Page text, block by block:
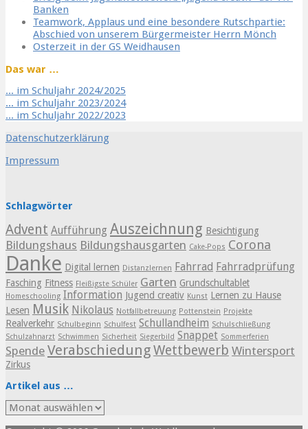
Banken
Teamwork, Applaus und eine besondere Rutschpartie:
Abschied von unserem Bürgermeister Herrn Mönch
Osterzeit in der GS Weidhausen
Das war …
... im Schuljahr 2024/2025
... im Schuljahr 2023/2024
... im Schuljahr 2022/2023
Datenschutzerklärung
Impressum
Schlagwörter
Advent Aufführung Auszeichnung Besichtigung
Bildungshaus Bildungshausgarten Cake-Pops Corona
Danke Digital lernen Distanzlernen Fahrrad Fahrradprüfung
Fasching Fitness Fleißigste Schüler Garten Grundschultablet
Homeschooling Information Jugend creativ Kunst Lernen zu Hause
Lesen Musik Nikolaus Notfallbetreuung Pottenstein Projekte
Realverkehr Schulbeginn Schulfest Schullandheim Schulschließung
Schulzahnarzt Schwimmen Sicherheit Siegerbild Snappet Sommerferien
Spende VerabschiedungWettbewerb Wintersport
Zirkus
Artikel aus …
Artikel
aus